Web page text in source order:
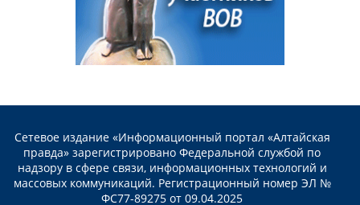
Сетевое издание «Информационный портал «Алтайская
правда» зарегистрировано Федеральной службой по
надзору в сфере связи, информационных технологий и
массовых коммуникаций. Регистрационный номер ЭЛ №
ФС77-89275 от 09.04.2025